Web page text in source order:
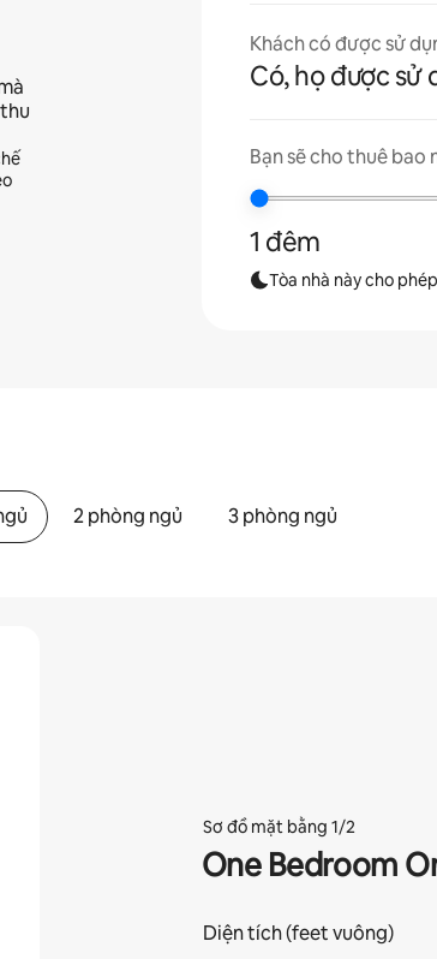
Khách có được sử
Có, họ được sử
Bạn sẽ cho thuê bao
1 đêm
Tòa nhà này cho
2 phòng ngủ 3 phòng ngủ
Sơ đồ mặt bằng 1/2
One Bedroom
Diện tích (feet vuông)